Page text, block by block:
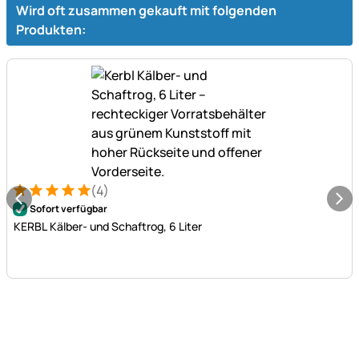
Wird oft zusammen gekauft mit folgenden
Produkten:
Bewertung: 5 von 5 (4 Bewertungen)
4 Bewertungen
(4)
Sofort verfügbar
KERBL Kälber- und Schaftrog, 6 Liter